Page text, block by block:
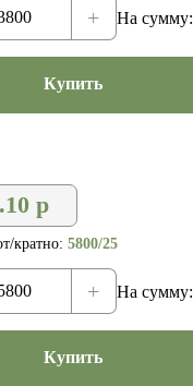
+ На сумму:
Купить
р
кратно: 5800/25
+ На сумму:
Купить